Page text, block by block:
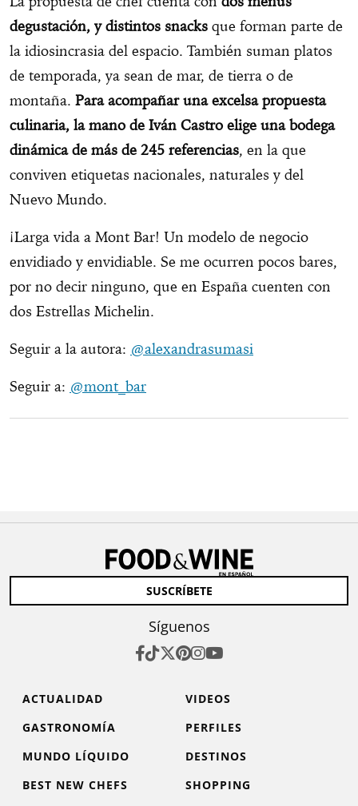
degustación, y distintos snacks que forman parte de
la idiosincrasia del espacio. También suman platos
de temporada, ya sean de mar, de tierra o de
montaña. Para acompañar una excelsa propuesta
culinaria, la mano de Iván Castro elige una bodega
dinámica de más de 245 referencias, en la que
conviven etiquetas nacionales, naturales y del
Nuevo Mundo.
¡Larga vida a Mont Bar! Un modelo de negocio
envidiado y envidiable. Se me ocurren pocos bares,
por no decir ninguno, que en España cuenten con
dos Estrellas Michelin.
Seguir a la autora: @alexandrasumasi
Seguir a: @mont_bar
SUSCRÍBETE
Síguenos
ACTUALIDAD
VIDEOS
GASTRONOMÍA
PERFILES
MUNDO LÍQUIDO
DESTINOS
BEST NEW CHEFS
SHOPPING